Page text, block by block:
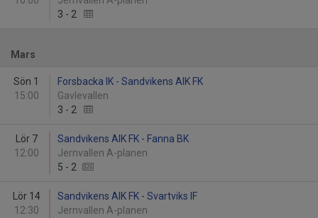
3 - 2
Mars
Sön 1
15:00
Forsbacka IK - Sandvikens AIK FK
Gavlevallen
3 - 2
Lör 7
12:00
Sandvikens AIK FK - Fanna BK
Jernvallen A-planen
5 - 2
Lör 14
12:30
Sandvikens AIK FK - Svartviks IF
Jernvallen A-planen